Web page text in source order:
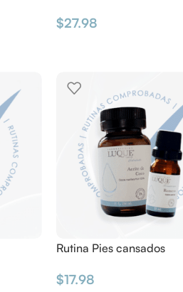
$27.98
Rutina Pies cansados
$17.98